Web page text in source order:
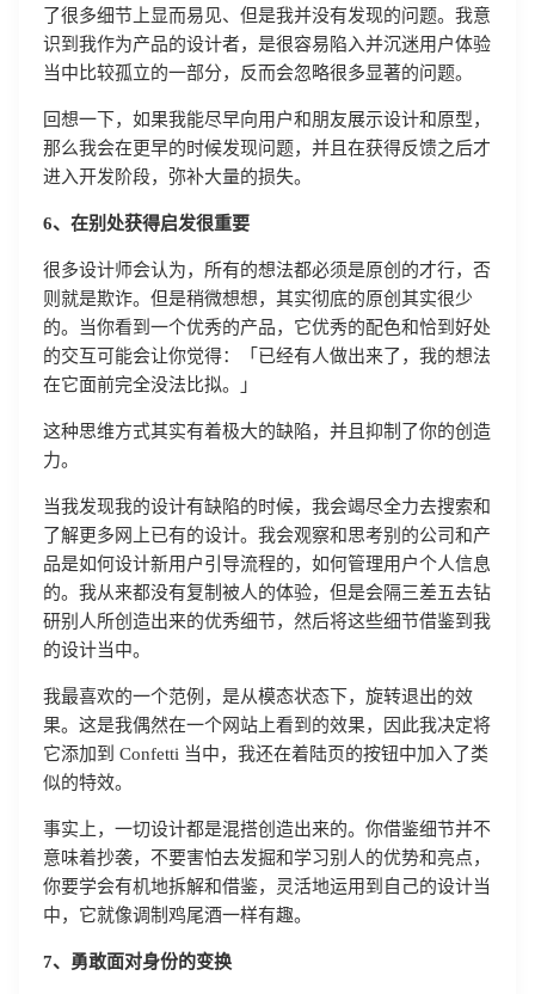
了很多细节上显而易见、但是我并没有发现的问题。我意
识到我作为产品的设计者，是很容易陷入并沉迷用户体验
当中比较孤立的一部分，反而会忽略很多显著的问题。
回想一下，如果我能尽早向用户和朋友展示设计和原型，
那么我会在更早的时候发现问题，并且在获得反馈之后才
进入开发阶段，弥补大量的损失。
6、在别处获得启发很重要
很多设计师会认为，所有的想法都必须是原创的才行，否
则就是欺诈。但是稍微想想，其实彻底的原创其实很少
的。当你看到一个优秀的产品，它优秀的配色和恰到好处
的交互可能会让你觉得：「已经有人做出来了，我的想法
在它面前完全没法比拟。」
这种思维方式其实有着极大的缺陷，并且抑制了你的创造
力。
当我发现我的设计有缺陷的时候，我会竭尽全力去搜索和
了解更多网上已有的设计。我会观察和思考别的公司和产
品是如何设计新用户引导流程的，如何管理用户个人信息
的。我从来都没有复制被人的体验，但是会隔三差五去钻
研别人所创造出来的优秀细节，然后将这些细节借鉴到我
的设计当中。
我最喜欢的一个范例，是从模态状态下，旋转退出的效
果。这是我偶然在一个网站上看到的效果，因此我决定将
它添加到 Confetti 当中，我还在着陆页的按钮中加入了类
似的特效。
事实上，一切设计都是混搭创造出来的。你借鉴细节并不
意味着抄袭，不要害怕去发掘和学习别人的优势和亮点，
你要学会有机地拆解和借鉴，灵活地运用到自己的设计当
中，它就像调制鸡尾酒一样有趣。
7、勇敢面对身份的变换
登录即时通讯云